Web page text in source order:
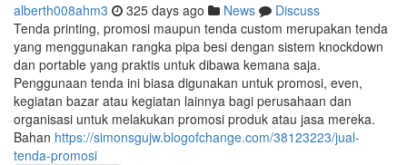
alberth008ahm3 325 days ago News
Discuss
Tenda printing, promosi maupun tenda custom merupakan tenda
yang menggunakan rangka pipa besi dengan sistem knockdown
dan portable yang praktis untuk dibawa kemana saja.
Penggunaan tenda ini biasa digunakan untuk promosi, even,
kegiatan bazar atau kegiatan lainnya bagi perusahaan dan
organisasi untuk melakukan promosi produk atau jasa mereka.
Bahan https://simonsgujw.blogofchange.com/38123223/jual-
tenda-promosi